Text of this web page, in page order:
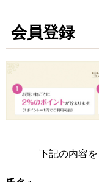
会員登録
下記の内容